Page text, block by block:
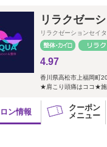
リラクゼー
リラクゼーションセイ
4.97
香川県高松市上福岡町
★肩こり頭痛はココ★
ン情報
クーポン
メニュー